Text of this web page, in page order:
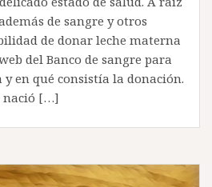
de sangre y otros
de donar leche materna
del Banco de sangre para
en qué consistía la donación.
nació […]